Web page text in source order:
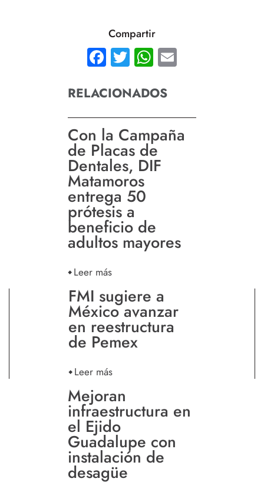
Compartir
Facebook
TwitterWhatsApp
RELACIONADOS
Con la Campaña
de Placas de
Dentales, DIF
Matamoros
entrega 50
prótesis a
beneficio de
adultos mayores
Leer más
FMI sugiere a
México avanzar
en reestructura
de Pemex
Leer más
Mejoran
infraestructura en
el Ejido
Guadalupe con
instalación de
desagüe